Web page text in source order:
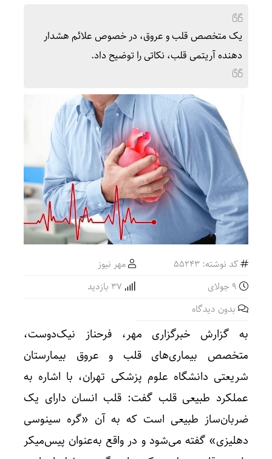
یک متخصص قلب و عروق، در خصوص علائم هشدار
دهنده آریتمی قلب، نکاتی را توضیح داد.
کد نوشته: 55243
مهر نیوز
بدون دیدگاه
به گزارش خبرگزاری مهر، فرحناز نیک‌دوست،
متخصص بیماری‌های قلب و عروق بیمارستان
شریعتی دانشگاه علوم پزشکی تهران، با اشاره به
عملکرد طبیعی قلب گفت: قلب انسان دارای یک
ضربان‌ساز طبیعی است که به آن «گره سینوسی
دهلیزی» گفته می‌شود و در واقع به‌عنوان پیس‌میکر